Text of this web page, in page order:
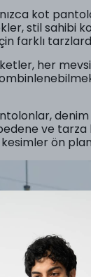
kot
stil sahibi
farklı
her
denim
ve
ön